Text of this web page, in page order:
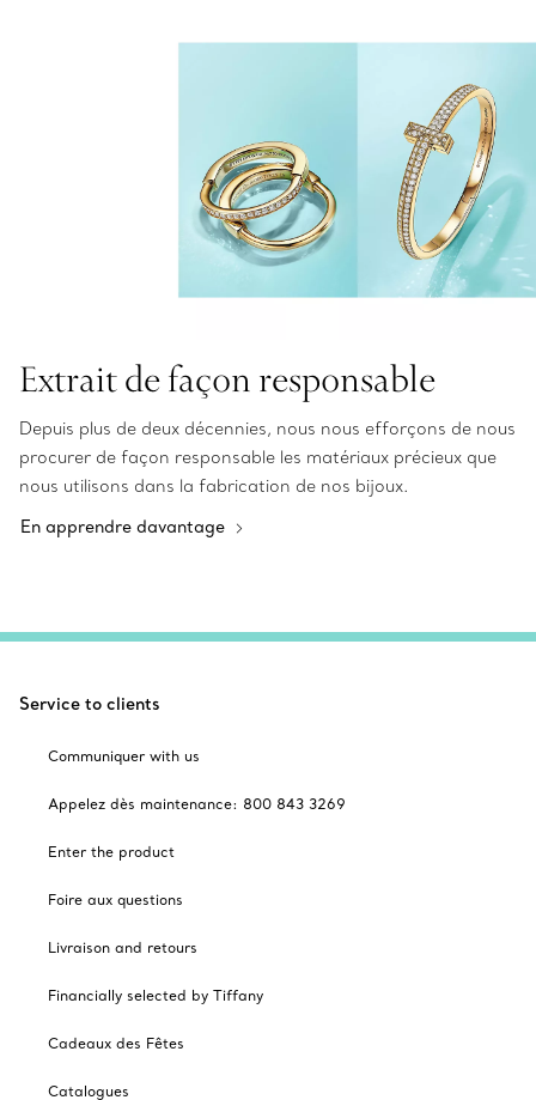
Extrait de façon responsable
Depuis plus de deux décennies, nous nous efforçons de nous
procurer de façon responsable les matériaux précieux que
nous utilisons dans la fabrication de nos bijoux.
En apprendre davantage
Service to clients
Communiquer with us
Appelez dès maintenance: 800 843 3269
Enter the product
Foire aux questions
Livraison and retours
Financially selected by Tiffany
Cadeaux des Fêtes
Catalogues